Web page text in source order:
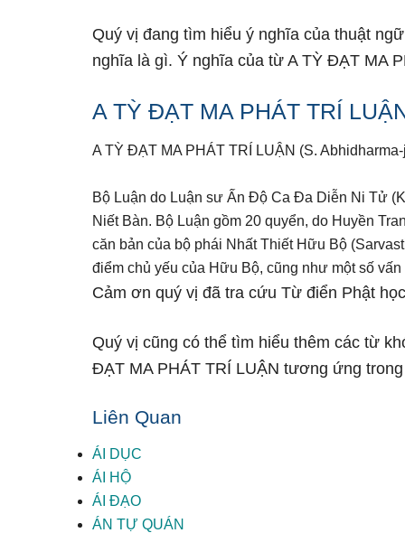
Quý vị đang tìm hiểu ý nghĩa của thuật
nghĩa là gì. Ý nghĩa của từ A TỲ ĐẠT MA
A TỲ ĐẠT MA PHÁT TRÍ
A TỲ ĐẠT MA PHÁT TRÍ LUẬN (S.
Bộ Luận do Luận sư Ấn Độ Ca Đa Diễn Ni Tử
Niết Bàn. Bộ Luận gồm 20 quyển, do Huyền
căn bản của bộ phái Nhất Thiết Hữu Bộ
điểm chủ yếu của Hữu Bộ, cũng như một số
Cảm ơn quý vị đã tra cứu Từ điển Phật
Quý vị cũng có thể tìm hiểu thêm các từ
ĐẠT MA PHÁT TRÍ LUẬN tương ứng trong
Liên Quan
ÁI DỤC
ÁI HỘ
ÁI ĐẠO
ÁN TỰ QUÁN